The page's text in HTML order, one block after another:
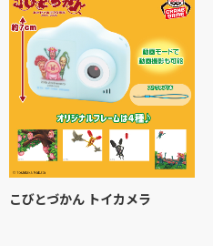
こびとづかん トイカメラ